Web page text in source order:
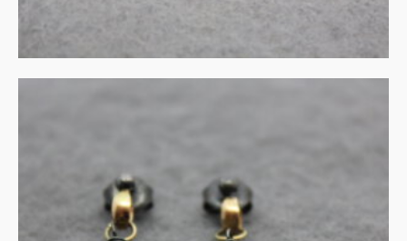
Groene amethist in zilver
en goud